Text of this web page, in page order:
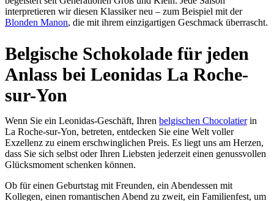
interpretieren wir diesen Klassiker neu – zum Beispiel mit der
Blonden Manon, die mit ihrem einzigartigen Geschmack überrascht.
Belgische Schokolade für jeden
Anlass bei Leonidas La Roche-
sur-Yon
Wenn Sie ein Leonidas-Geschäft, Ihren belgischen Chocolatierin
La Roche-sur-Yon, betreten, entdecken Sie eine Welt voller
Exzellenz zu einem erschwinglichen Preis. Es liegt uns am Herzen,
dass Sie sich selbst oder Ihren Liebsten jederzeit einen genussvollen
Glücksmoment schenken können.
Ob für einen Geburtstag mit Freunden, ein Abendessen mit
Kollegen, einen romantischen Abend zu zweit, ein Familienfest, um